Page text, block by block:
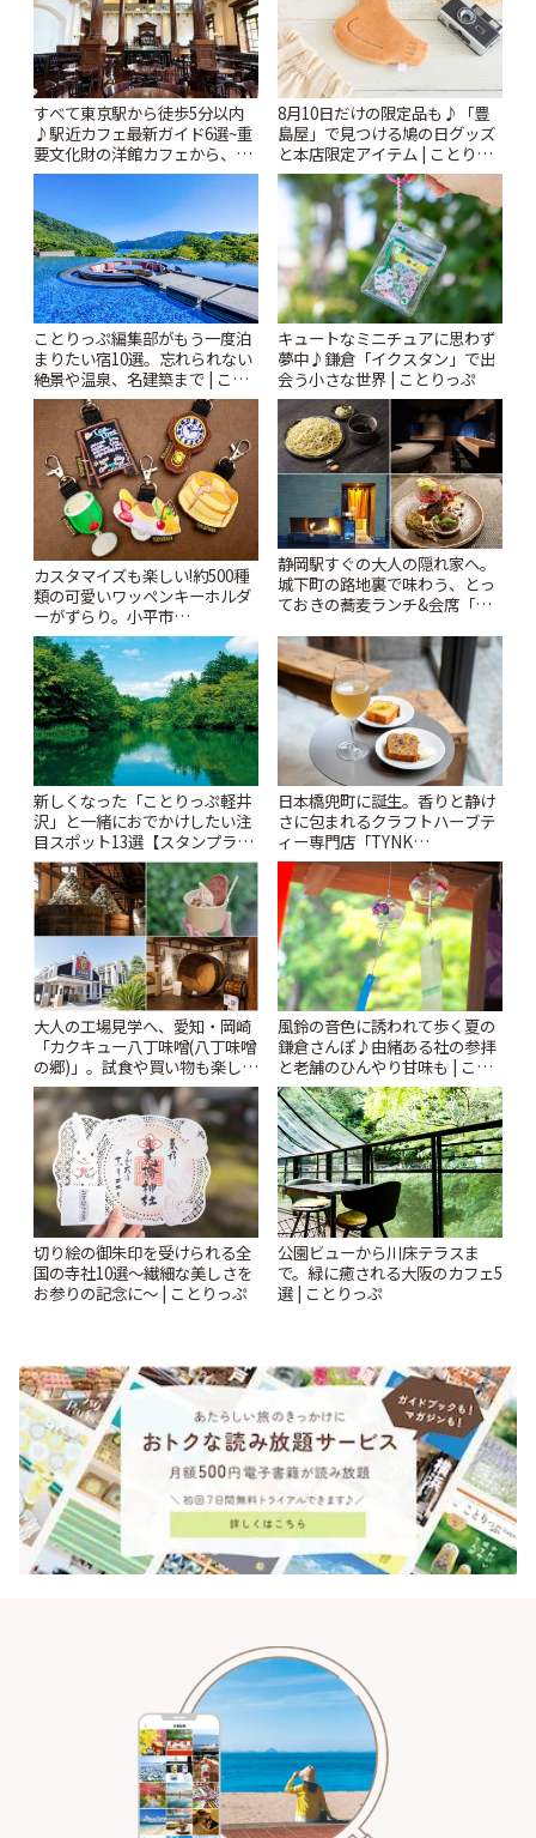
すべて東京駅から徒歩5分以内
♪駅近カフェ最新ガイド6選~重
要文化財の洋館カフェから、改
札すぐのレトロ喫茶まで~ | こと
8月10日だけの限定品も♪「豊
島屋」で見つける鳩の日グッズ
と本店限定アイテム | ことりっ
ぷ
ことりっぷ編集部がもう一度泊
まりたい宿10選。忘れられない
絶景や温泉、名建築まで | こと
りっぷ
キュートなミニチュアに思わず
夢中♪鎌倉「イクスタン」で出
会う小さな世界 | ことりっぷ
カスタマイズも楽しい!約500種
類の可愛いワッペンキーホルダ
ーがずらり。小平市
「Kimamaya T&K」 | ことりっ
ぷ
静岡駅すぐの大人の隠れ家へ。
城下町の路地裏で味わう、とっ
ておきの蕎麦ランチ&会席「手
新しくなった「ことりっぷ軽井
沢」と一緒におでかけしたい注
目スポット13選【スタンプラリ
ー開催中】 | ことりっぷ
日本橋兜町に誕生。香りと静け
さに包まれるクラフトハーブテ
ィー専門店「TYNK
Kabutocho」 | ことりっぷ
大人の工場見学へ、愛知・岡崎
「カクキュー八丁味噌(八丁味噌
の郷)」。試食や買い物も楽しみ
♪ | ことりっぷ
風鈴の音色に誘われて歩く夏の
鎌倉さんぽ♪由緒ある社の参拝
と老舗のひんやり甘味も | こと
りっぷ
切り絵の御朱印を受けられる全
国の寺社10選〜繊細な美しさを
お参りの記念に〜 | ことりっぷ
公園ビューから川床テラスま
で。緑に癒される大阪のカフェ5
選 | ことりっぷ